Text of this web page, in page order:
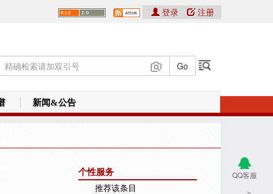
登录 注册
新闻&公告
QQ客服
个性服务
推荐该条目